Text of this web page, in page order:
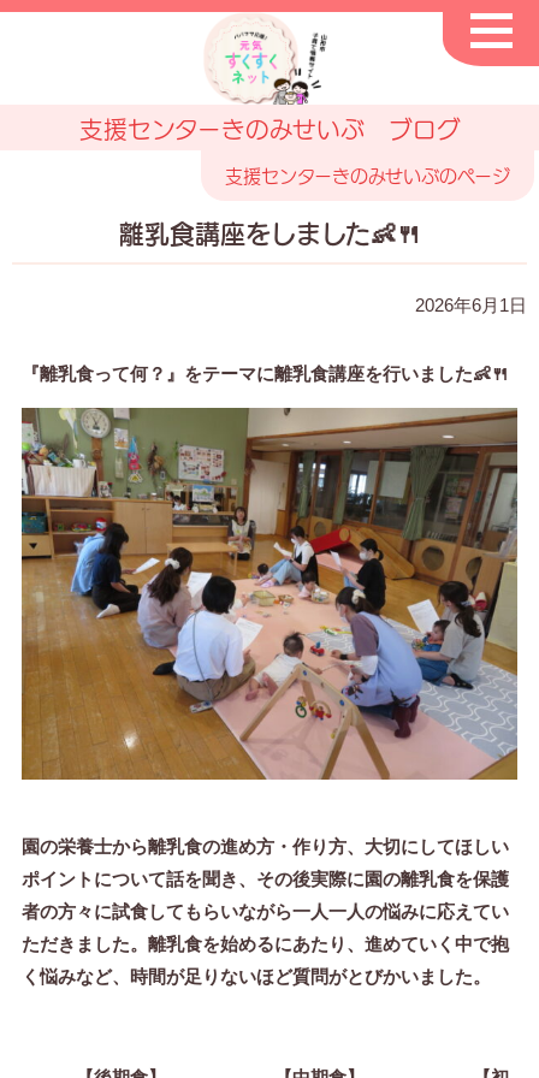
支援センターきのみせいぶ ブログ
支援センターきのみせいぶのページ
離乳食講座をしました👶🍴
2026年6月1日
『離乳食って何？』をテーマに離乳食講座を行いました👶🍴
園の栄養士から離乳食の進め方・作り方、大切にしてほしい
ポイントについて話を聞き、その後実際に園の離乳食を保護
者の方々に試食してもらいながら一人一人の悩みに応えてい
ただきました。離乳食を始めるにあたり、進めていく中で抱
く悩みなど、時間が足りないほど質問がとびかいました。